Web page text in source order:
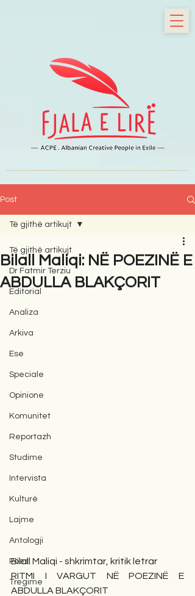
Post
Të gjithë artikujt
Dr Fatmir Terziu
Editorial
Analiza
Arkiva
Ese
Speciale
Opinione
Komunitet
Reportazh
Studime
Intervista
Kulturë
Lajme
Antologji
Poezi
Tregime
Të gjithë artikujt
Bilall Maliqi: NË POEZINË E
ABDULLA BLAKÇORIT
Bilall Maliqi - shkrimtar, kritik letrar
RITMI I VARGUT NË POEZINË E
ABDULLA BLAKÇORIT